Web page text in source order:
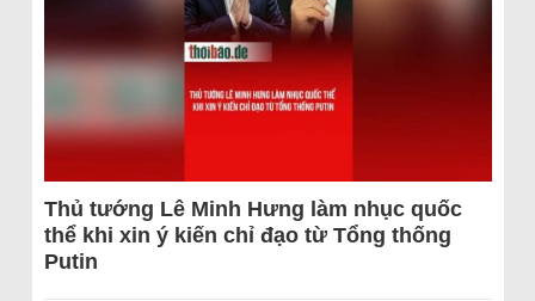
Thủ tướng Lê Minh Hưng làm nhục quốc
thể khi xin ý kiến chỉ đạo từ Tổng thống
Putin